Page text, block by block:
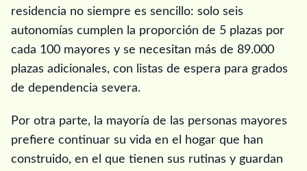
residencia no siempre es sencillo: solo seis
autonomías cumplen la proporción de 5 plazas por
cada 100 mayores y se necesitan más de 89.000
plazas adicionales, con listas de espera para grados
de dependencia severa.
Por otra parte, la mayoría de las personas mayores
prefiere continuar su vida en el hogar que han
construido, en el que tienen sus rutinas y guardan